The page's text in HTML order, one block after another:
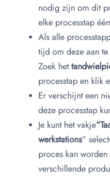
nodig zijn om dit
elke processtap
Als alle
tijd om deze aan
Zoek het
processtap en klik
Er verschijnt een
deze processtap
Je kunt het vakje
werkstations”
proces kan
verschillende